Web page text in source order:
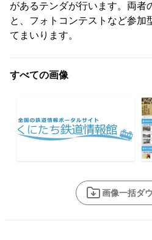
があるテンダが行います。両者
と、フォトコンテストなど参加
てまいります。
すべての画像
画像一括ダ